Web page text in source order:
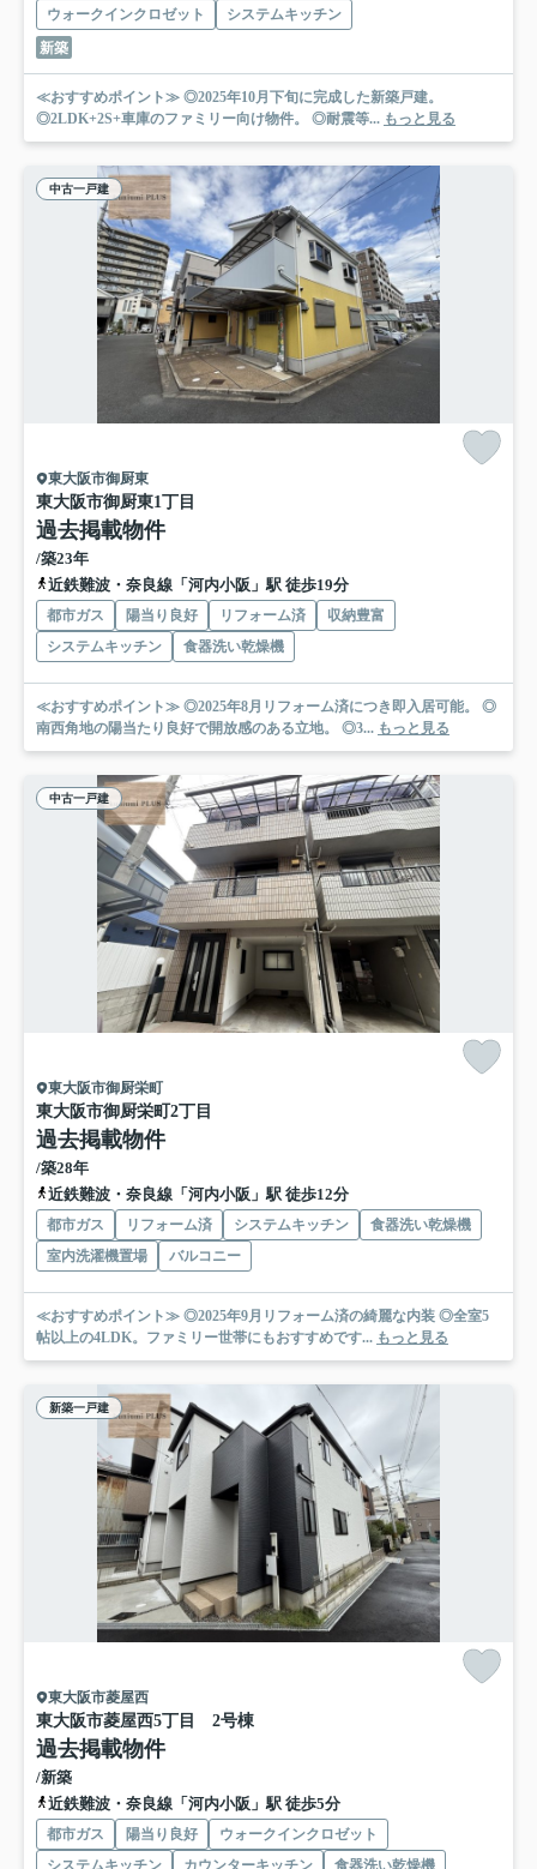
ウォークインクロゼット
システムキッチン
新築
≪おすすめポイント≫ ◎2025年10月下旬に完成した新築戸建。
◎2LDK+2S+車庫のファミリー向け物件。 ◎耐震等... もっと見る
中古一戸建
東大阪市御厨東
東大阪市御厨東1丁目
過去掲載物件
/築23年
近鉄難波・奈良線「河内小阪」駅 徒歩19分
都市ガス 陽当り良好 リフォーム済
収納豊富
システムキッチン
食器洗い乾燥機
≪おすすめポイント≫ ◎2025年8月リフォーム済につき即入居可能。 ◎
南西角地の陽当たり良好で開放感のある立地。 ◎3... もっと見る
中古一戸建
東大阪市御厨栄町
東大阪市御厨栄町2丁目
過去掲載物件
/築28年
近鉄難波・奈良線「河内小阪」駅 徒歩12分
都市ガス リフォーム済 システムキッチン
食器洗い乾燥機
室内洗濯機置場
バルコニー
≪おすすめポイント≫ ◎2025年9月リフォーム済の綺麗な内装 ◎全室5
帖以上の4LDK。ファミリー世帯にもおすすめです... もっと見る
新築一戸建
東大阪市菱屋西
東大阪市菱屋西5丁目 2号棟
過去掲載物件
/新築
近鉄難波・奈良線「河内小阪」駅 徒歩5分
都市ガス 陽当り良好
ウォークインクロゼット
システムキッチン
カウンターキッチン 食器洗い乾燥機